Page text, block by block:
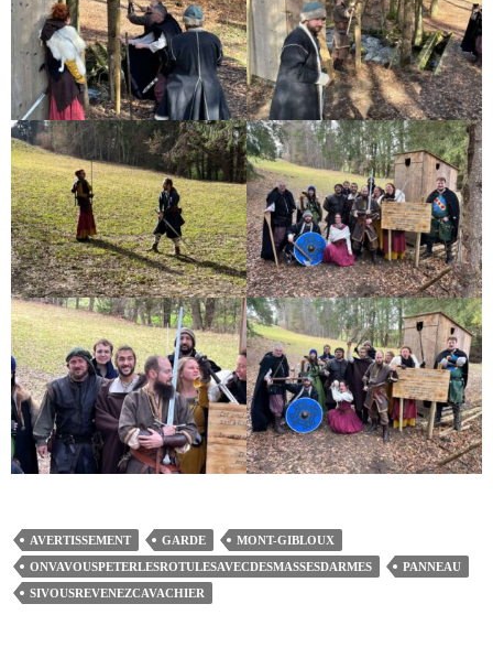
AVERTISSEMENT GARDE
MONT-GIBLOUX
ONVAVOUSPETERLESROTULESAVECDESMASSESDARMES
PANNEAU
SIVOUSREVENEZCAVACHIER